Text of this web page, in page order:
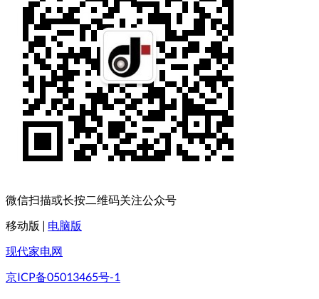
微信扫描或长按二维码关注公众号
移动版 | 电脑版
现代家电网
京ICP备05013465号-1